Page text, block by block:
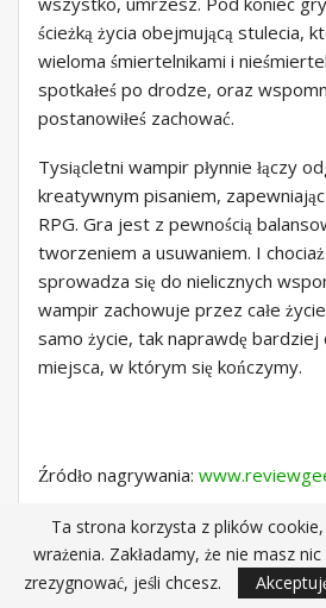
ścieżką życia obejmującą stulecia,
wieloma śmiertelnikami i
spotkałeś po drodze, oraz
postanowiłeś zachować.
Tysiącletni wampir płynnie łączy
kreatywnym pisaniem,
RPG. Gra jest z pewnością
tworzeniem a usuwaniem. I
sprowadza się do nielicznych
wampir zachowuje przez całe
samo życie, tak naprawdę
miejsca, w którym się kończymy.
Źródło nagrywania:
Udział
Ta strona korzysta z plików
wrażenia. Zakładamy, że nie masz
zrezygnować, jeśli chcesz.